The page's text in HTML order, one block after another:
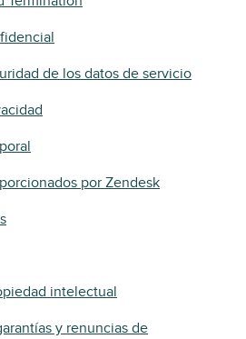
de los datos de servicio
por Zendesk
intelectual
y renuncias de